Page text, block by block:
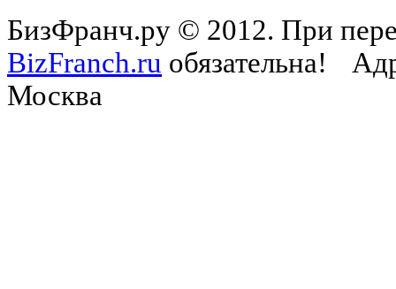
БизФранч.ру © 2012. При
BizFranch.ru обязательна!
Москва